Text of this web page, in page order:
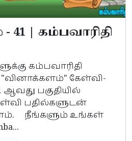
| கம்பவாரிதி
கம்பவாரிதி
"வினாக்களம்" கேள்வி-
பகுதியில்
பதில்களுடன்
நீங்களும் உங்கள்